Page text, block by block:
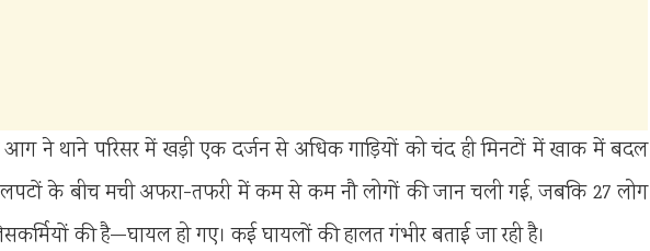
ने थाने परिसर में खड़ी एक दर्जन से अधिक गाड़ियों को चंद ही मिनटों में खाक में बदल
के बीच मची अफरा-तफरी में कम से कम नौ लोगों की जान चली गई, जबकि 27 लोग
की है—घायल हो गए। कई घायलों की हालत गंभीर बताई जा रही है।